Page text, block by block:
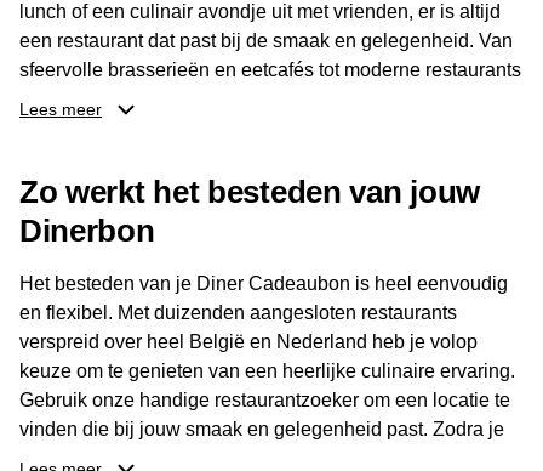
lunch of een culinair avondje uit met vrienden, er is altijd
een restaurant dat past bij de smaak en gelegenheid. Van
sfeervolle brasserieën en eetcafés tot moderne restaurants
en gastronomische locaties: er is voor ieder wat wils.
buurt, bijvoorbeeld in Brussel, Antwerpen, Gent of Brugge.
De ontvanger kiest zelf waar en wanneer er wordt genoten
van deze culinaire ervaring. Zo is de Diner Cadeaubon
niet alleen een diner, maar een bijzondere belevenis.
Lees meer
Zo werkt het besteden van jouw
Dinerbon
Het besteden van je Diner Cadeaubon is heel eenvoudig
en flexibel. Met duizenden aangesloten restaurants
verspreid over heel België en Nederland heb je volop
keuze om te genieten van een heerlijke culinaire ervaring.
Gebruik onze handige restaurantzoeker om een locatie te
vinden die bij jouw smaak en gelegenheid past. Zodra je
je keuze hebt gemaakt, kun je eenvoudig reserveren en na